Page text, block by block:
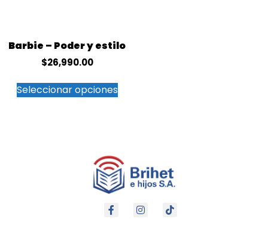
Barbie – Poder y estilo
$26,990.00
Seleccionar opciones